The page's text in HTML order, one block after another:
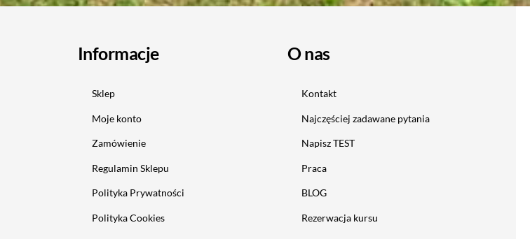
Informacje
Sklep
Moje konto
Zamówienie
Regulamin Sklepu
Polityka Prywatności
Polityka Cookies
O nas
Kontakt
Najczęściej zadawane pytania
Napisz TEST
Praca
BLOG
Rezerwacja kursu